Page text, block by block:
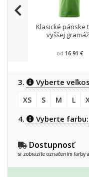
Klasické pánske
vyššej
od 16.91 €
3. Vyberte
XS
S M L
4. Vyberte farbu:
Dostupnosť
si zobrazíte označením farby